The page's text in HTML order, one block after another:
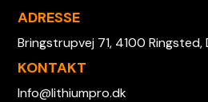
ADRESSE
Bringstrupvej 71, 4100 Ringsted,
KONTAKT
Info@lithiumpro.dk